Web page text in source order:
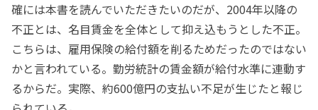
確には本書を読んでいただきたいのだが、2004年以降の
不正とは、名目賃金を全体として抑え込もうとした不正。
こちらは、雇用保険の給付額を削るためだったのではない
かと言われている。勤労統計の賃金額が給付水準に連動す
るからだ。実際、約600億円の支払い不足が生じたと報じ